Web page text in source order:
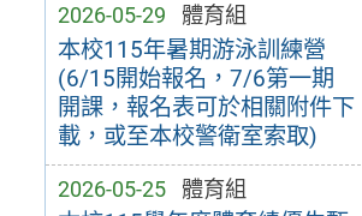
2026-05-29 體育組
本校115年暑期游泳訓練營
(6/15開始報名，7/6第一期
開課，報名表可於相關附件下
載，或至本校警衛室索取)
2026-05-25 體育組